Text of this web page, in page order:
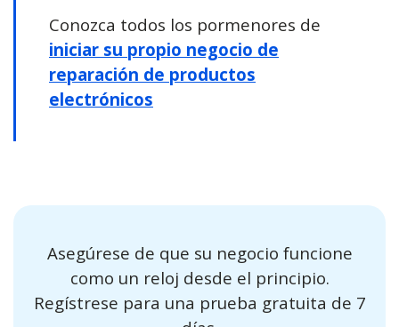
Conozca todos los pormenores de
iniciar su propio negocio de
reparación de productos
electrónicos
Asegúrese de que su negocio funcione
como un reloj desde el principio.
Regístrese para una prueba gratuita de 7